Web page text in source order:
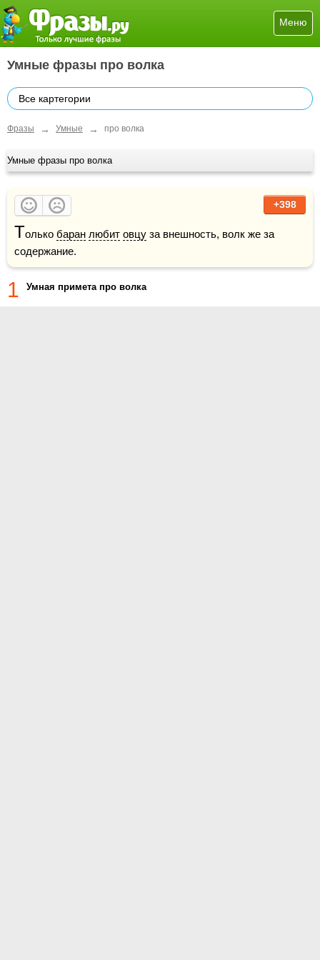
Меню
Умные фразы про волка
Все картегории
Фразы → Умные → про волка
Умные фразы про волка
+398
Только баран любит овцу за внешность, волк же за
содержание.
1 Умная примета про волка